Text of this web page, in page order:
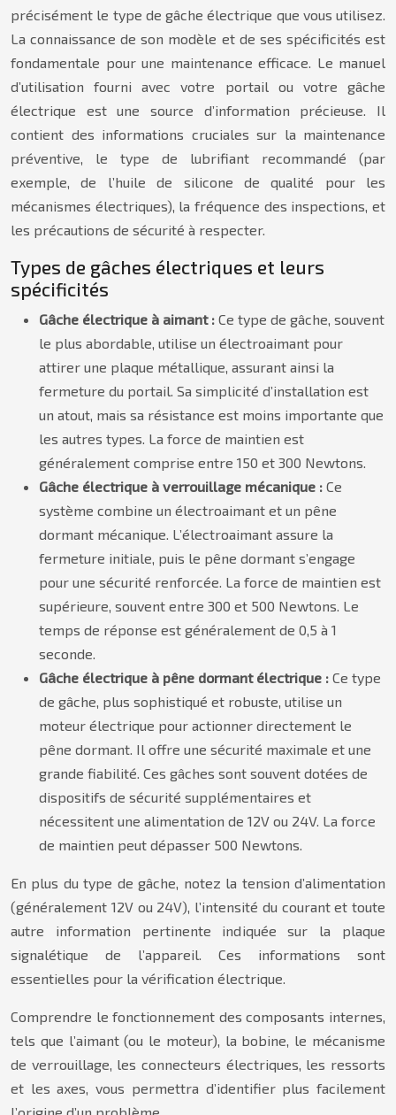
précisément le type de gâche électrique que vous utilisez.
La connaissance de son modèle et de ses spécificités est
fondamentale pour une maintenance efficace. Le manuel
d’utilisation fourni avec votre portail ou votre gâche
électrique est une source d’information précieuse. Il
contient des informations cruciales sur la maintenance
préventive, le type de lubrifiant recommandé (par
exemple, de l’huile de silicone de qualité pour les
mécanismes électriques), la fréquence des inspections, et
les précautions de sécurité à respecter.
Types de gâches électriques et leurs
spécificités
Gâche électrique à aimant : Ce type de gâche, souvent
le plus abordable, utilise un électroaimant pour
attirer une plaque métallique, assurant ainsi la
fermeture du portail. Sa simplicité d’installation est
un atout, mais sa résistance est moins importante que
les autres types. La force de maintien est
généralement comprise entre 150 et 300 Newtons.
Gâche électrique à verrouillage mécanique : Ce
système combine un électroaimant et un pêne
dormant mécanique. L’électroaimant assure la
fermeture initiale, puis le pêne dormant s’engage
pour une sécurité renforcée. La force de maintien est
supérieure, souvent entre 300 et 500 Newtons. Le
temps de réponse est généralement de 0,5 à 1
seconde.
Gâche électrique à pêne dormant électrique : Ce type
de gâche, plus sophistiqué et robuste, utilise un
moteur électrique pour actionner directement le
pêne dormant. Il offre une sécurité maximale et une
grande fiabilité. Ces gâches sont souvent dotées de
dispositifs de sécurité supplémentaires et
nécessitent une alimentation de 12V ou 24V. La force
de maintien peut dépasser 500 Newtons.
En plus du type de gâche, notez la tension d’alimentation
(généralement 12V ou 24V), l’intensité du courant et toute
autre information pertinente indiquée sur la plaque
signalétique de l’appareil. Ces informations sont
essentielles pour la vérification électrique.
Comprendre le fonctionnement des composants internes,
tels que l’aimant (ou le moteur), la bobine, le mécanisme
de verrouillage, les connecteurs électriques, les ressorts
et les axes, vous permettra d’identifier plus facilement